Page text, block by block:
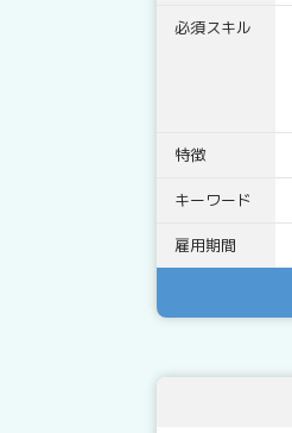
必須スキル
特徴
キーワード
雇用期間